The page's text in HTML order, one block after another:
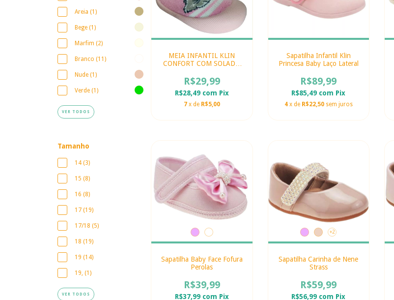
Areia (1)
Bege (1)
Marfim (2)
Branco (11)
Nude (1)
Verde (1)
VER TODOS
Tamanho
14 (3)
15 (8)
16 (8)
17 (19)
17/18 (5)
18 (19)
19 (14)
19, (1)
VER TODOS
MEIA INFANTIL KLIN
CONFORT COM SOLADO
R$29,99
R$28,49 com Pix
7 x de R$5,00
Sapatilha Infantil Klin
Princesa Baby Laço Lateral
R$89,99
R$85,49 com Pix
4 x de R$22,50 sem juros
Sapatilha Baby Face Fofura
Perolas
R$39,99
R$37,99 com Pix
+2
Sapatilha Carinha de Nene
Strass
R$59,99
R$56,99 com Pix